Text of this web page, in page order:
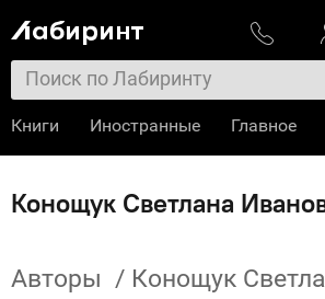
Конощук Светлана
Авторы / Конощук
Книги Иностранные Главное